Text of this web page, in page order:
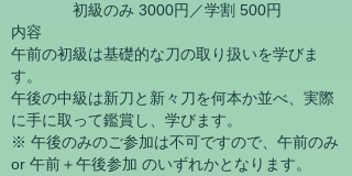
初級のみ 3000円／学割 500円
内容
午前の初級は基礎的な刀の取り扱いを学びま
す。
午後の中級は新刀と新々刀を何本か並べ、実際
に手に取って鑑賞し、学びます。
※ 午後のみのご参加は不可ですので、午前のみ
or 午前＋午後参加 のいずれかとなります。